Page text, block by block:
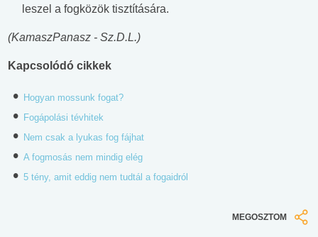
leszel a fogközök tisztítására.
(KamaszPanasz - Sz.D.L.)
Kapcsolódó cikkek
Hogyan mossunk fogat?
Fogápolási tévhitek
Nem csak a lyukas fog fájhat
A fogmosás nem mindig elég
5 tény, amit eddig nem tudtál a fogaidról
MEGOSZTOM